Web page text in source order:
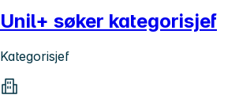
Unil+ søker kategorisjef
Kategorisjef